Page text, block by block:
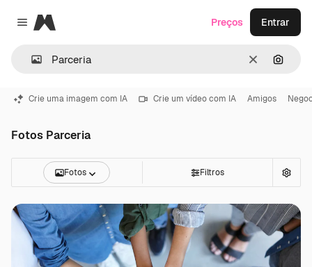
Close menu
Magnific
Limpar
Preços Entrar
Crie uma imagem com IA Crie um vídeo com IA Amigos
Fotos Parceria
Fotos Filtros